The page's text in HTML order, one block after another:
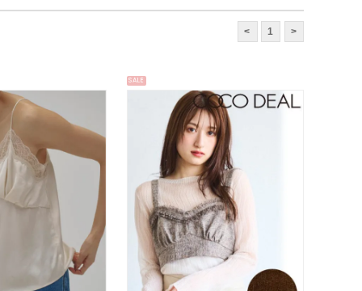
< 1 >
SALE